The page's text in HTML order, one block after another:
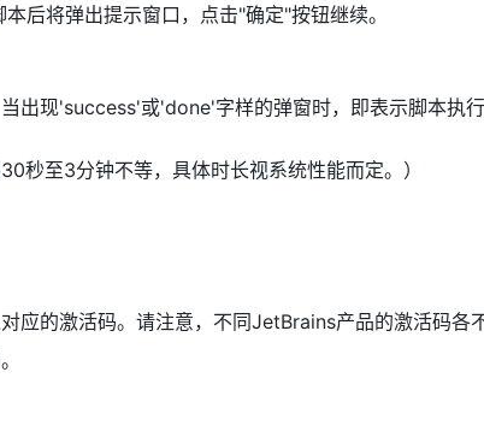
后将弹出提示窗口，点击"确定"按钮继续。
出现'success'或'done'字样的弹窗时，即表示脚本执行
秒至3分钟不等，具体时长视系统性能而定。）
应的激活码。请注意，不同JetBrains产品的激活码各